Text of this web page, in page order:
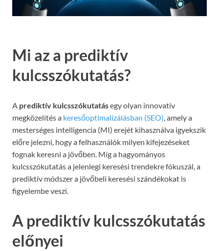
Mi az a prediktív
kulcsszókutatás?
A prediktív kulcsszókutatásegy olyan innovatív
megközelítés a keresőoptimalizálásban (SEO) , amely a
mesterséges intelligencia (MI) erejét kihasználva igyekszik
előre jelezni, hogy a felhasználók milyen kifejezéseket
fognak keresni a jövőben. Míg a hagyományos
kulcsszókutatás a jelenlegi keresési trendekre fókuszál, a
prediktív módszer a jövőbeli keresési szándékokat is
figyelembe veszi.
A prediktív kulcsszókutatás
előnyei